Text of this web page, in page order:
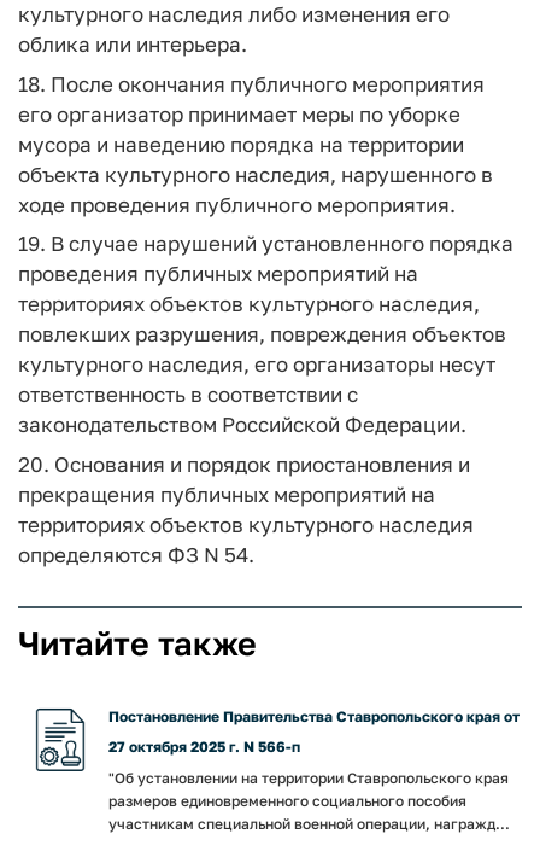
культурного наследия либо изменения его
облика или интерьера.
18. После окончания публичного мероприятия
его организатор принимает меры по уборке
мусора и наведению порядка на территории
объекта культурного наследия, нарушенного в
ходе проведения публичного мероприятия.
19. В случае нарушений установленного порядка
проведения публичных мероприятий на
территориях объектов культурного наследия,
повлекших разрушения, повреждения объектов
культурного наследия, его организаторы несут
ответственность в соответствии с
законодательством Российской Федерации.
20. Основания и порядок приостановления и
прекращения публичных мероприятий на
территориях объектов культурного наследия
определяются ФЗ N 54.
Читайте также
Постановление Правительства Ставропольского края от
27 октября 2025 г. N 566-п
"Об установлении на территории Ставропольского края
размеров единовременного социального пособия
участникам специальной военной операции, награжд...